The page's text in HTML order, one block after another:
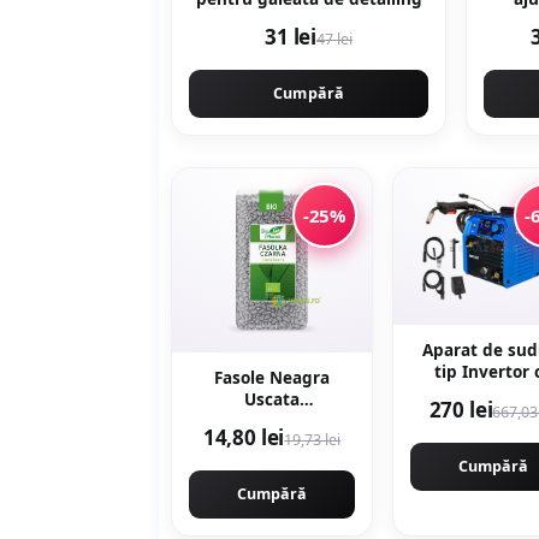
31 lei47 lei
Cumpără
-25%
Fasole Neagra
Uscata
14,80 lei19,73 lei
Cumpără
-
Aparat de
tip Invertor
MMA/MIG/
afisaj digital,
ventilat,
270 lei
Cumpără